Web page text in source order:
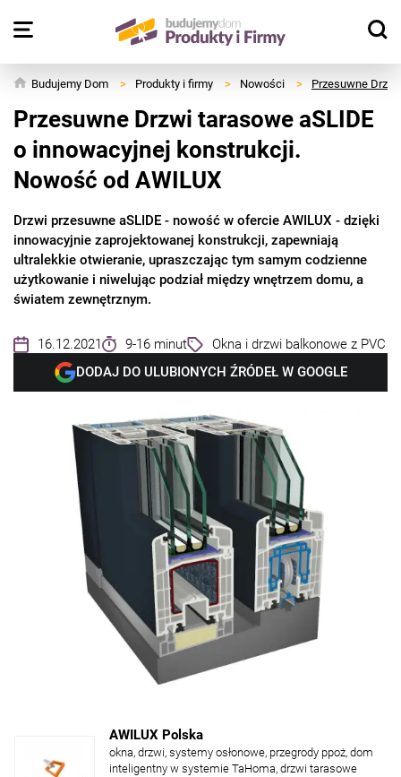
Budujemy Dom > Produkty i firmy > Nowości > Przesuwne
Przesuwne Drzwi tarasowe aSLIDE
o innowacyjnej konstrukcji.
Nowość od AWILUX
Drzwi przesuwne aSLIDE - nowość w ofercie AWILUX - dzięki
innowacyjnie zaprojektowanej konstrukcji, zapewniają
ultralekkie otwieranie, upraszczając tym samym codzienne
użytkowanie i niwelując podział między wnętrzem domu, a
światem zewnętrznym.
16.12.2021 9-16 minut
Okna i drzwi balkonowe z PVC
DODAJ DO ULUBIONYCH ŹRÓDEŁ W GOOGLE
AWILUX Polska
okna, drzwi, systemy osłonowe, przegrody ppoż, dom
inteligentny w systemie TaHoma, drzwi tarasowe